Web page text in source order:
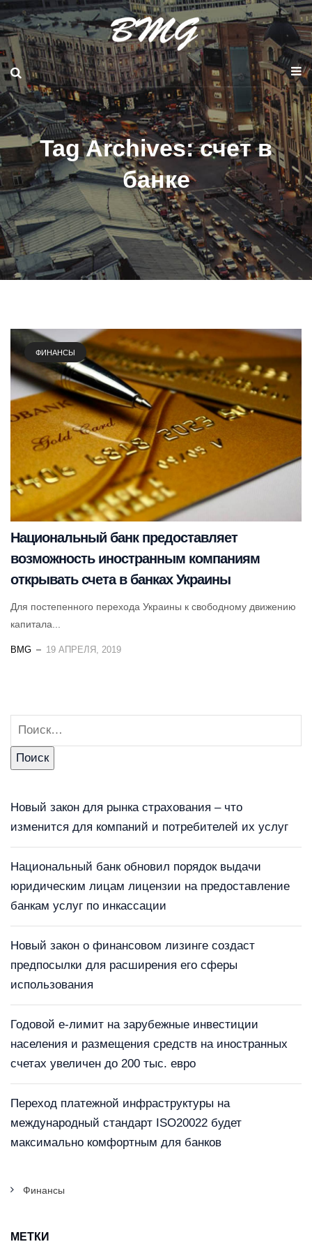
Tag Archives: счет в
банке
ФИНАНСЫ
Национальный банк предоставляет
возможность иностранным компаниям
открывать счета в банках Украины
Для постепенного перехода Украины к свободному движению
капитала...
BMG 19 АПРЕЛЯ, 2019
Новый закон для рынка страхования – что
изменится для компаний и потребителей их услуг
Национальный банк обновил порядок выдачи
юридическим лицам лицензии на предоставление
банкам услуг по инкассации
Новый закон о финансовом лизинге создаст
предпосылки для расширения его сферы
использования
Годовой е-лимит на зарубежные инвестиции
населения и размещения средств на иностранных
счетах увеличен до 200 тыс. евро
Переход платежной инфраструктуры на
международный стандарт ISO20022 будет
максимально комфортным для банков
Финансы
МЕТКИ